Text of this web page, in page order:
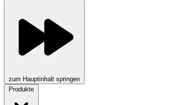
zum Hauptinhalt springen
Produkte